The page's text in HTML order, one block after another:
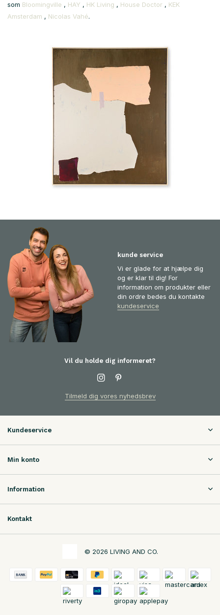
som Bloomingville , HAY , HK Living , House Doctor , KEK
Amsterdam , Nicolas Vahé.
kunde service
Vi er glade for at hjælpe dig
og er klar til dig! For
information om produkter eller
din ordre bedes du kontakte
kundeservice
Vil du holde dig informeret?
Tilmeld dig vores nyhedsbrev
Kundeservice
Min konto
Information
Kontakt
© 2026 LIVING AND CO.